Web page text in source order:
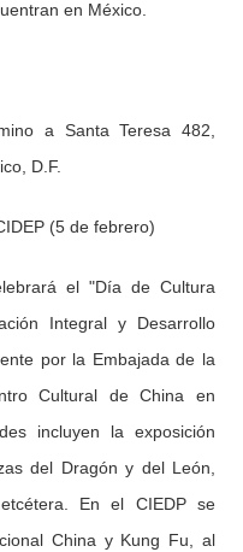
en México.
a Santa Teresa 482,
D.F.
(5 de febrero)
el "Día de Cultura
Integral y Desarrollo
por la Embajada de la
Cultural de China en
incluyen la exposición
del Dragón y del León,
En el CIEDP se
China y Kung Fu, al